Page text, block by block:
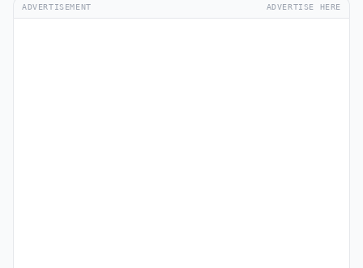
ADVERTISEMENT ADVERTISE HERE